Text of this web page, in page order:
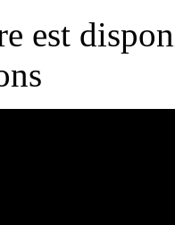
est